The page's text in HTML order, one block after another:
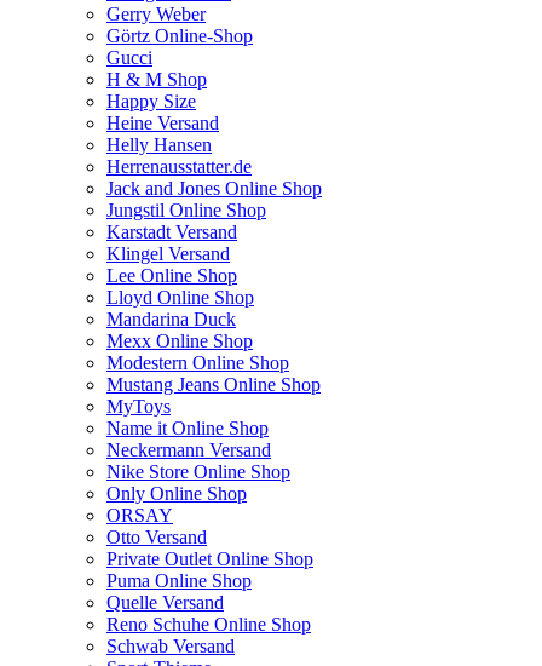
Gerry Weber
Görtz Online-Shop
Gucci
H & M Shop
Happy Size
Heine Versand
Helly Hansen
Herrenausstatter.de
Jack and Jones Online Shop
Jungstil Online Shop
Karstadt Versand
Klingel Versand
Lee Online Shop
Lloyd Online Shop
Mandarina Duck
Mexx Online Shop
Modestern Online Shop
Mustang Jeans Online Shop
MyToys
Name it Online Shop
Neckermann Versand
Nike Store Online Shop
Only Online Shop
ORSAY
Otto Versand
Private Outlet Online Shop
Puma Online Shop
Quelle Versand
Reno Schuhe Online Shop
Schwab Versand